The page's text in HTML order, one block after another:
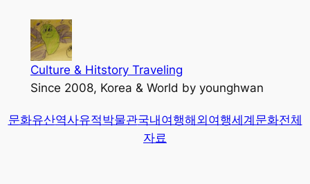
가
Culture & Hitstory Traveling
Since 2008, Korea & World by younghwan
문화유산역사유적박물관국내여행해외여행세계문화전체
자료